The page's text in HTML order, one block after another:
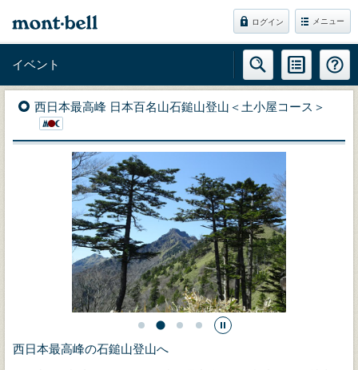
ログイン メニュー
イベント
西日本最高峰 日本百名山石鎚山登山＜土小屋コース＞
西日本最高峰の石鎚山登山へ